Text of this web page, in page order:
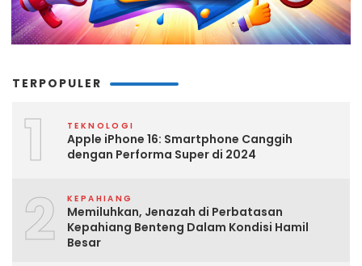
TERPOPULER
1 TEKNOLOGI
Apple iPhone 16: Smartphone Canggih
dengan Performa Super di 2024
2 KEPAHIANG
Memiluhkan, Jenazah di Perbatasan
Kepahiang Benteng Dalam Kondisi Hamil
Besar